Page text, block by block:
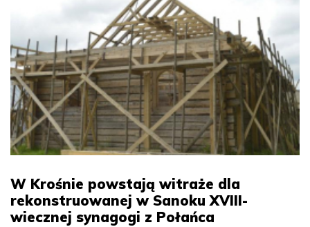
W Krośnie powstają witraże dla
rekonstruowanej w Sanoku XVIII-
wiecznej synagogi z Połańca